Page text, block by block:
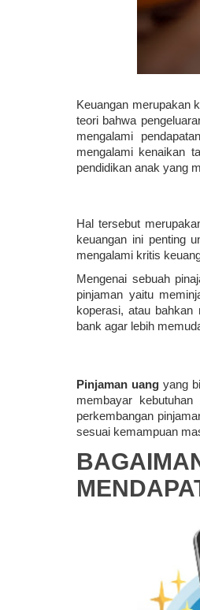
Keuangan merupakan
teori bahwa
mengalami
mengalami kenaikan
pendidikan anak yang
Hal tersebut
keuangan ini penting
mengalami kritis
Mengenai sebuah
pinjaman yaitu
koperasi, atau bahkan
bank agar lebih
Pinjaman uang yang
membayar
perkembangan
sesuai kemampuan